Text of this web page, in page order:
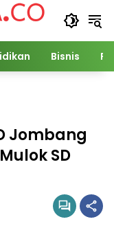
Bisnis
Jombang
SD